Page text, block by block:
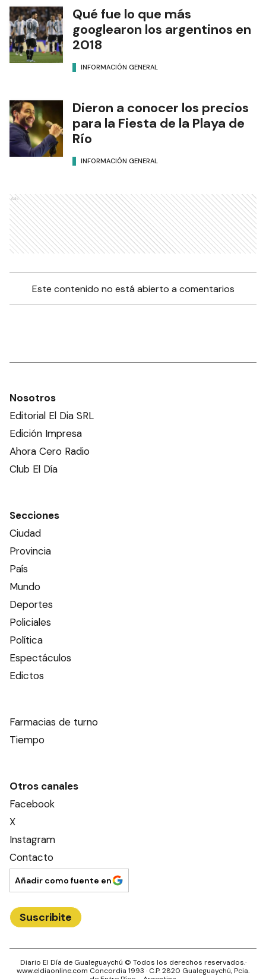
Qué fue lo que más
googlearon los argentinos en
2018
INFORMACIÓN GENERAL
Dieron a conocer los precios
para la Fiesta de la Playa de
Río
INFORMACIÓN GENERAL
Ads
Este contenido no está abierto a comentarios
Nosotros
Editorial El Dia SRL
Edición Impresa
Ahora Cero Radio
Club El Día
Secciones
Ciudad
Provincia
País
Mundo
Deportes
Policiales
Política
Espectáculos
Edictos
Farmacias de turno
Tiempo
Otros canales
Facebook
X
Instagram
Contacto
Añadir como fuente en
Suscribite
Diario El Día de Gualeguaychú © Todos los derechos reservados.·
www.eldiaonline.com Concordia 1993 · C.P.2820 Gualeguaychú, Pcia.